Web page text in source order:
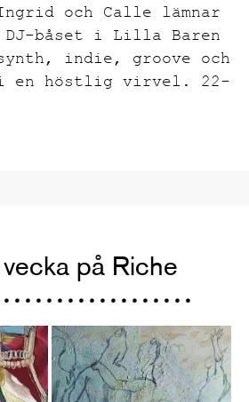
och Calle lämnar
DJ-båset i Lilla Baren
indie, groove och
en höstlig virvel. 22-
på Riche